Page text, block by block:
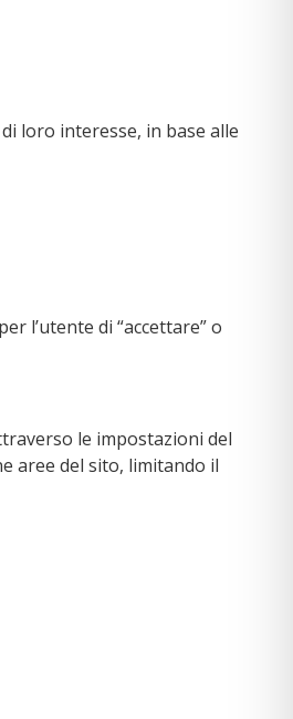
loro interesse, in base alle
l’utente di “accettare” o
le impostazioni del
aree del sito, limitando il